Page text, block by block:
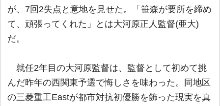
が、7回2失点と意地を見せた。「笹森が要所を締め
て、頑張ってくれた」とは大河原正人監督(亜大)
だ。
就任2年目の大河原監督は、監督として初めて挑
んだ昨年の西関東予選で悔しさを味わった。同地区
の三菱重工Eastが都市対抗初優勝を飾った現実を真